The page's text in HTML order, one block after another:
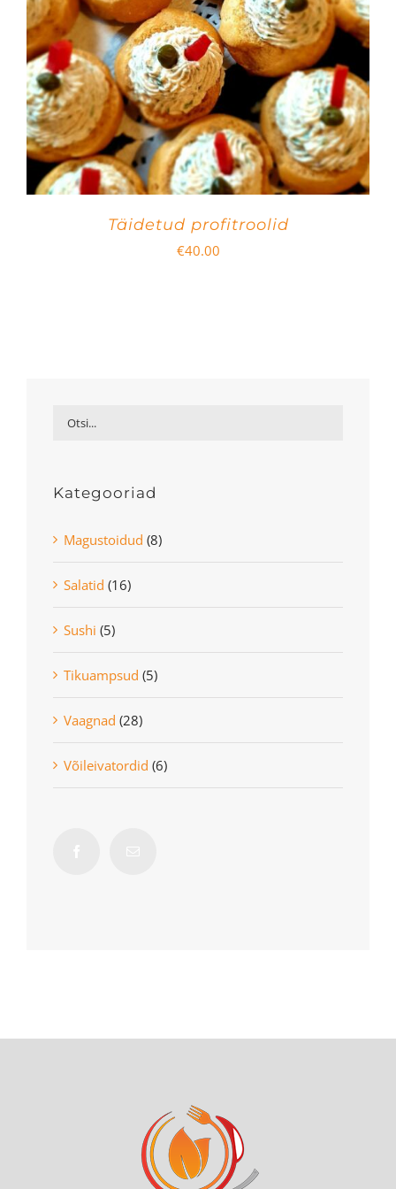
Täidetud profitroolid
€40.00
Kategooriad
Magustoidud (8)
Salatid (16)
Sushi (5)
Tikuampsud (5)
Vaagnad (28)
Võileivatordid (6)